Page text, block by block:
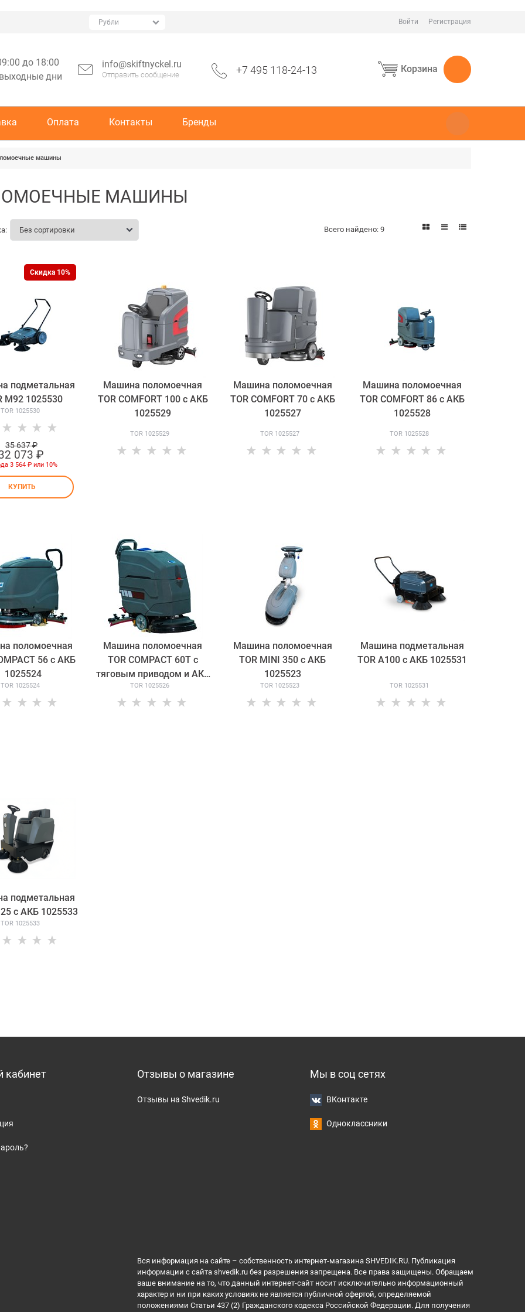
Войти Регистрация
до 18:00
дни
info@skiftnyckel.ru
Отправить сообщение +7 495 118-24-13 Корзина
Оплата Контакты Бренды
машины
МАШИНЫ
Всего найдено: 9
подметальная
M92 1025530
TOR 1025530
Скидка 10%
35 637 ₽
073 ₽
3 564 ₽или 10%
КУПИТЬ
Машина поломоечная
TOR COMFORT 100 с АКБ
1025529
TOR 1025529
Машина поломоечная
TOR COMFORT 70 с АКБ
1025527
TOR 1025527
Машина поломоечная
TOR COMFORT 86 с АКБ
1025528
TOR 1025528
поломоечная
56 с АКБ
1025524
TOR 1025524
Машина поломоечная
TOR COMPACT 60T с
тяговым приводом и АКБ
1025526
TOR 1025526
Машина поломоечная
TOR MINI 350 с АКБ
1025523
TOR 1025523
Машина подметальная
TOR A100 с АКБ 1025531
TOR 1025531
подметальная
с АКБ 1025533
TOR 1025533
кабинет Отзывы о магазине
Отзывы на Shvedik.ru
Мы в соц сетях
ВКонтакте
Одноклассники
Вся информация на сайте – собственность интернет-магазина SHVEDIK.RU. Публикация
информации с сайта shvedik.ru без разрешения запрещена. Все права защищены. Обращаем
ваше внимание на то, что данный интернет-сайт носит исключительно информационный
характер и ни при каких условиях не является публичной офертой, определяемой
положениями Статьи 437 (2) Гражданского кодекса Российской Федерации. Для получения